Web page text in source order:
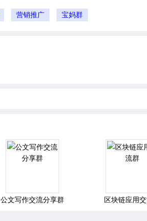
营销推广 宝妈群
公文写作交流分享群 区块链应用